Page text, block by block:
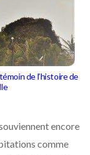
de l’histoire de
encore
comme